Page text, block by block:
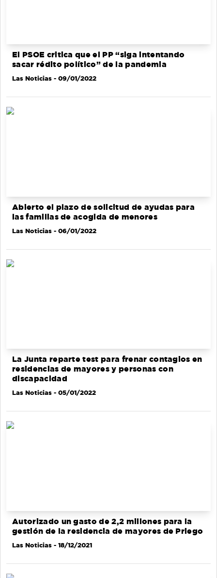
El PSOE critica que el PP “siga intentando
sacar rédito político” de la pandemia
Las Noticias - 09/01/2022
Abierto el plazo de solicitud de ayudas para
las familias de acogida de menores
Las Noticias - 06/01/2022
La Junta reparte test para frenar contagios en
residencias de mayores y personas con
discapacidad
Las Noticias - 05/01/2022
Autorizado un gasto de 2,2 millones para la
gestión de la residencia de mayores de Priego
Las Noticias - 18/12/2021